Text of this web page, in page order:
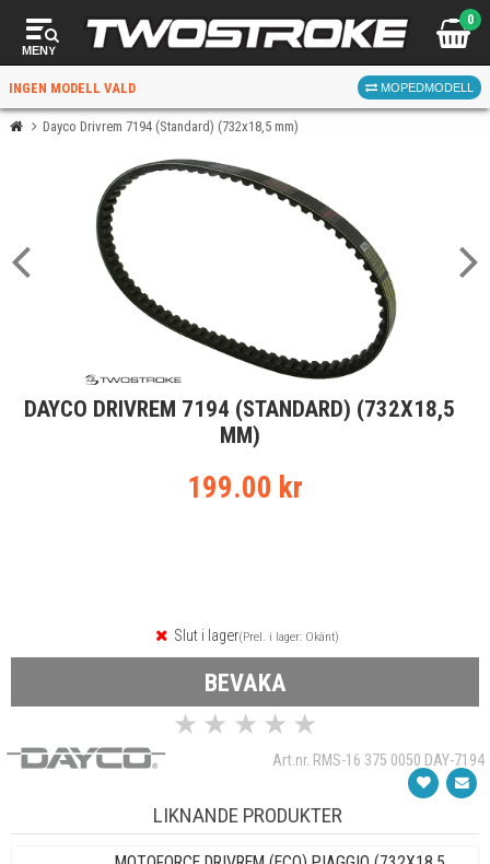
MENY
0
INGEN MODELL VALD MOPEDMODELL
VÄLJ MOPEDFÖR RÄTT DELAR
VÄLJ
När du valt kommer butiken visa delar för vald moped
och universella produkter.
Dayco Drivrem 7194 (Standard) (732x18,5 mm)
DAYCO DRIVREM 7194 (STANDARD) (732X18,5
MM)
199.00 kr
Slut i lager(Prel. i lager: Okänt)
BEVAKA
★ ★ ★ ★ ★
Art.nr. RMS-16 375 0050 DAY-7194
LIKNANDE PRODUKTER